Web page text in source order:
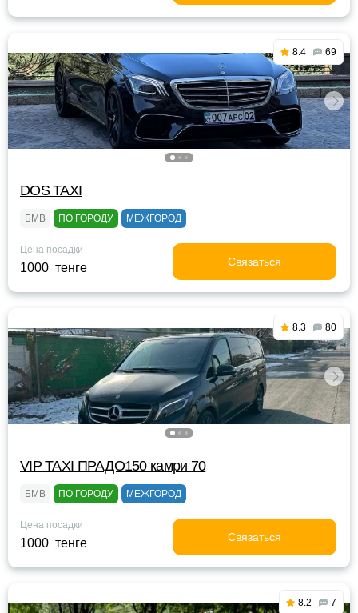
8.4 69
DOS TAXI
БМВ ПО ГОРОДУ МЕЖГОРОД
Цена посадки
1000 тенге Связаться
8.3 80
VIP TAXI ПРАДО150 камри 70
БМВ ПО ГОРОДУ МЕЖГОРОД
Цена посадки
1000 тенге Связаться
8.2 7